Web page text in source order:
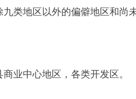
地区以外的偏僻地区和尚
中心地区，各类开发区。